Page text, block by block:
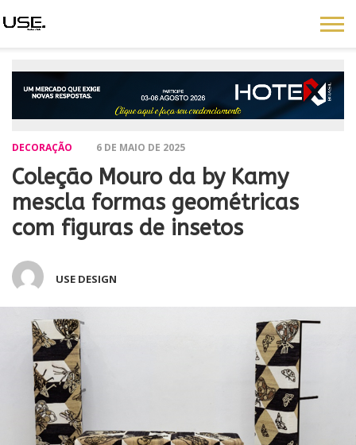
DECORAÇÃO 6 DE MAIO DE 2025
Coleção Mouro da by Kamy
mescla formas geométricas
com figuras de insetos
USE DESIGN